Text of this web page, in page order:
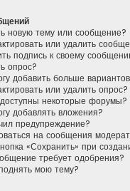
новую тему или сообщение?
или удалить
подпись к своему
опрос?
добавить больше
или удалить опрос?
некоторые форумы?
добавлять вложения?
предупреждение?
на сообщения
«Сохранить» при
требует одобрения?
мою тему?